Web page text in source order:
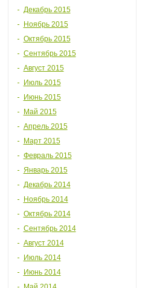
Декабрь 2015
Ноябрь 2015
Октябрь 2015
Сентябрь 2015
Август 2015
Июль 2015
Июнь 2015
Май 2015
Апрель 2015
Март 2015
Февраль 2015
Январь 2015
Декабрь 2014
Ноябрь 2014
Октябрь 2014
Сентябрь 2014
Август 2014
Июль 2014
Июнь 2014